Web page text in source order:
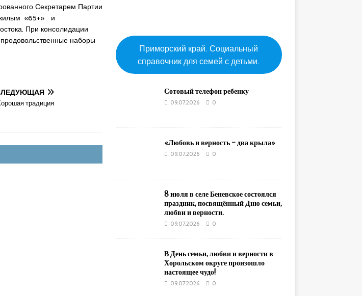
Секретарем Партии
«65+» и
При консолидации
наборы
традиция
Приморский край. Социальный
справочник для семей с детьми.
Сотовый телефон ребенку
09.07.2026 0
«Любовь и верность – два крыла»
09.07.2026 0
8 июля в селе Беневское состоялся
праздник, посвящённый Дню семьи,
любви и верности.
09.07.2026 0
В День семьи, любви и верности в
Хорольском округе произошло
настоящее чудо!
09.07.2026 0